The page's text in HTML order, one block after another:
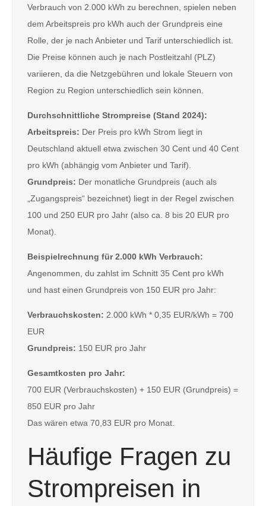
Verbrauch von 2.000 kWh zu berechnen, spielen neben
dem Arbeitspreis pro kWh auch der Grundpreis eine
Rolle, der je nach Anbieter und Tarif unterschiedlich ist.
Die Preise können auch je nach Postleitzahl (PLZ)
variieren, da die Netzgebühren und lokale Steuern von
Region zu Region unterschiedlich sein können.
Durchschnittliche Strompreise (Stand 2024):
Arbeitspreis: Der Preis pro kWh Strom liegt in
Deutschland aktuell etwa zwischen 30 Cent und 40 Cent
pro kWh (abhängig vom Anbieter und Tarif).
Grundpreis: Der monatliche Grundpreis (auch als
„Zugangspreis“ bezeichnet) liegt in der Regel zwischen
100 und 250 EUR pro Jahr (also ca. 8 bis 20 EUR pro
Monat).
Beispielrechnung für 2.000 kWh Verbrauch:
Angenommen, du zahlst im Schnitt 35 Cent pro kWh
und hast einen Grundpreis von 150 EUR pro Jahr:
Verbrauchskosten: 2.000 kWh * 0,35 EUR/kWh = 700
EUR
Grundpreis: 150 EUR pro Jahr
Gesamtkosten pro Jahr:
700 EUR (Verbrauchskosten) + 150 EUR (Grundpreis) =
850 EUR pro Jahr
Das wären etwa 70,83 EUR pro Monat.
Häufige Fragen zu
Strompreisen in